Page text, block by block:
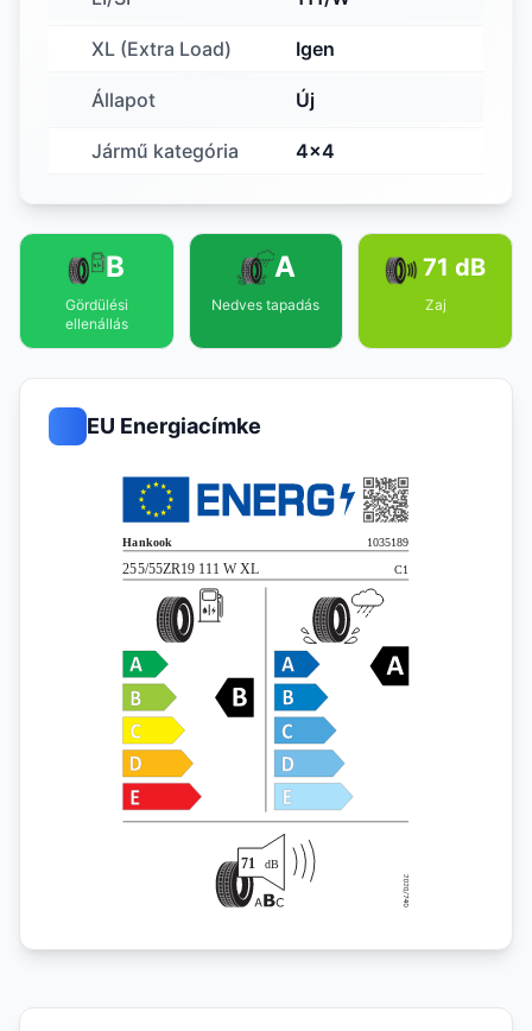
XL (Extra Load) Igen
Állapot Új
Jármű kategória 4x4
B
Gördülési
ellenállás
A
Nedves tapadás
71 dB
Zaj
EU Energiacímke